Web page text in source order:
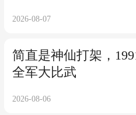
2026-08-07
简直是神仙打架，
全军大比武
2026-08-06